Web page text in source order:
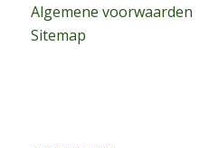
Algemene voorwaarden
Sitemap